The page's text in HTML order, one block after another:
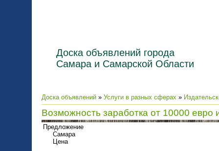
Доска объявлений города
Самара и Самарской Области
Доска объявлений » Услуги в разных сферах »
Возможность заработка от 10000 евро
Предложение
Самара
Цена